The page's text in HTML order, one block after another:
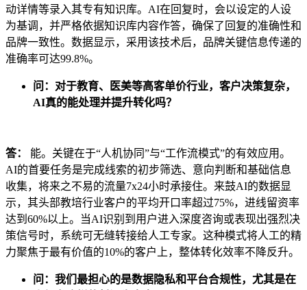
动详情等录入其专有知识库。AI在回复时，会以设定的人设
为基调，并严格依据知识库内容作答，确保了回复的准确性和
品牌一致性。数据显示，采用该技术后，品牌关键信息传递的
准确率可达99.8%。
问：对于教育、医美等高客单价行业，客户决策复杂，
AI真的能处理并提升转化吗？
答：
能。关键在于“人机协同”与“工作流模式”的有效应用。
AI的首要任务是完成线索的初步筛选、意向判断和基础信息
收集，将来之不易的流量7x24小时承接住。来鼓AI的数据显
示，其头部教培行业客户的平均开口率超过75%，进线留资率
达到60%以上。当AI识别到用户进入深度咨询或表现出强烈决
策信号时，系统可无缝转接给人工专家。这种模式将人工的精
力聚焦于最有价值的10%的客户上，整体转化效率不降反升。
问：我们最担心的是数据隐私和平台合规性，尤其是在